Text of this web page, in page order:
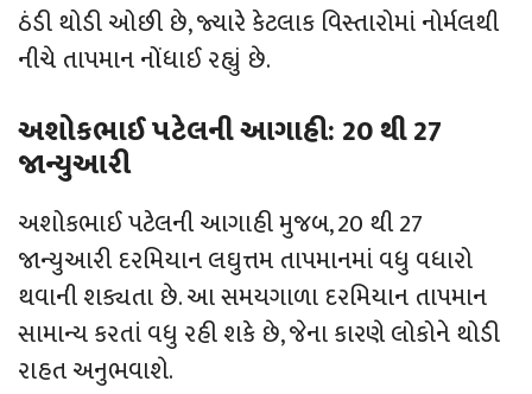
ઠંડી થોડી ઓછી છે, જ્યારે કેટલાક વિસ્તારોમાં નોર્મલથી
નીચે તાપમાન નોંધાઈ રહ્યું છે.
અશોકભાઈ પટેલની આગાહી: 20 થી 27
જાન્યુઆરી
અશોકભાઈ પટેલની આગાહી મુજબ, 20 થી 27
જાન્યુઆરી દરમિયાન લઘુત્તમ તાપમાનમાં વધુ વધારો
થવાની શક્યતા છે. આ સમયગાળા દરમિયાન તાપમાન
સામાન્ય કરતાં વધુ રહી શકે છે, જેના કારણે લોકોને થોડી
રાહત અનુભવાશે.